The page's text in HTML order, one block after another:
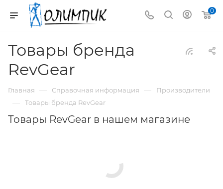
0
Товары бренда
RevGear
Главная — Справочная информация — Производители
— Товары бренда RevGear
Товары RevGear в нашем магазине